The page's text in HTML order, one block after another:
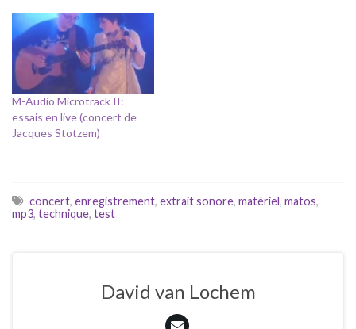
M-Audio Microtrack II:
essais en live (concert de
Jacques Stotzem)
concert, enregistrement, extrait sonore, matériel, matos,
mp3, technique, test
David van Lochem